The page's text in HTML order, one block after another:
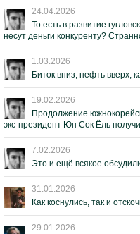
24.04.2026
То есть в развитие
несут деньги конкуренту?
1.03.2026
Биток вниз, нефть вверх,
19.02.2026
Продолжение
экс-президент Юн Сок Ёль
7.02.2026
Это и ещё всякое
31.01.2026
Как коснулись, так и
29.01.2026